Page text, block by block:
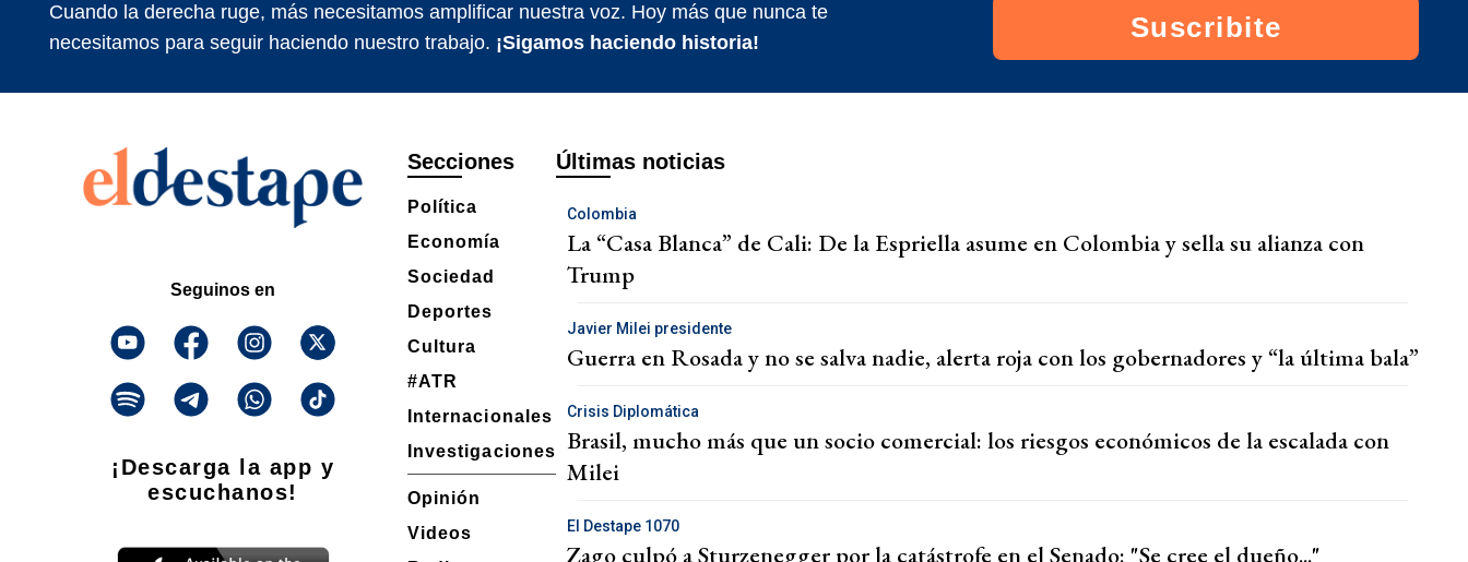
Cuando la derecha ruge, más necesitamos amplificar nuestra voz. Hoy más que nunca te
necesitamos para seguir haciendo nuestro trabajo. ¡Sigamos haciendo historia! Suscribite
Seguinos en
¡Descarga la app y
escuchanos!
Secciones
Política
Economía
Sociedad
Deportes
Cultura
#ATR
Internacionales
Investigaciones
Opinión
Videos
Últimas noticias
Colombia
La “Casa Blanca” de Cali: De la Espriella asume en Colombia y sella su alianza con
Trump
Javier Milei presidente
Guerra en Rosada y no se salva nadie, alerta roja con los gobernadores y “la última bala”
Crisis Diplomática
Brasil, mucho más que un socio comercial: los riesgos económicos de la escalada con
Milei
El Destape 1070
Zago culpó a Sturzenegger por la catástrofe en el Senado: "Se cree el dueño..."